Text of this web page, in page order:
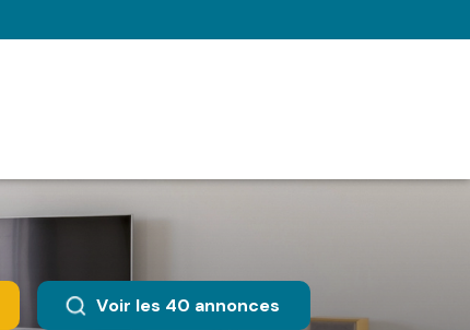
Voir les 40 annonces